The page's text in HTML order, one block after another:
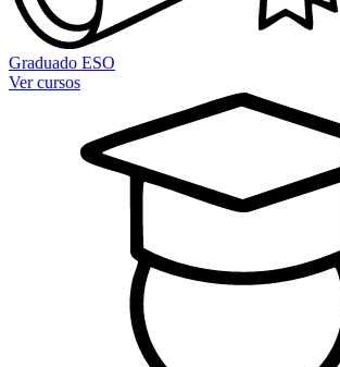
Graduado ESO
Ver cursos